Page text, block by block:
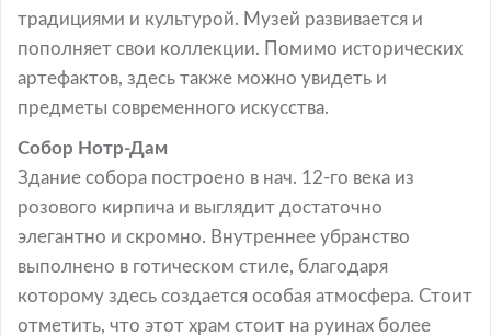
традициями и культурой. Музей развивается и
пополняет свои коллекции. Помимо исторических
артефактов, здесь также можно увидеть и
предметы современного искусства.
Собор Нотр-Дам
Здание собора построено в нач. 12-го века из
розового кирпича и выглядит достаточно
элегантно и скромно. Внутреннее убранство
выполнено в готическом стиле, благодаря
которому здесь создается особая атмосфера. Стоит
отметить, что этот храм стоит на руинах более